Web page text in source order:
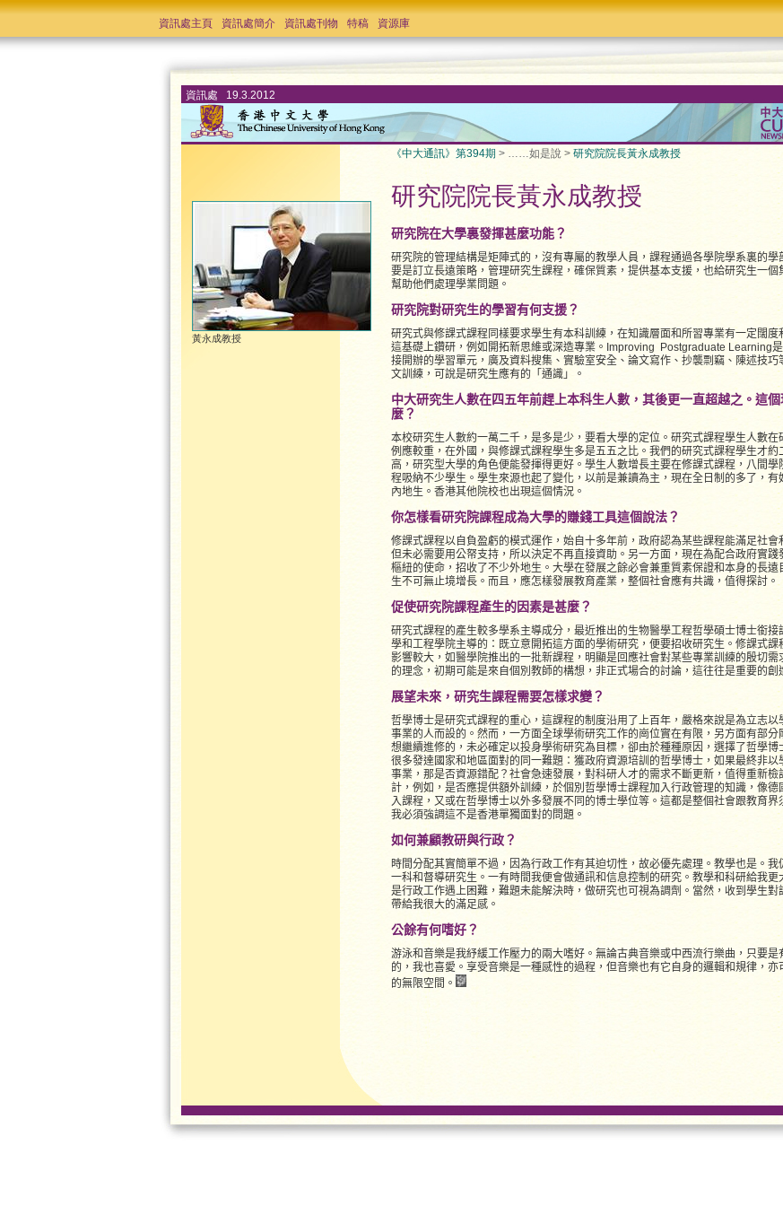
資訊處主頁 資訊處簡介 資訊處刊物 特稿 資源庫
資訊處 19.3.2012
黃永成教授
《中大通訊》第394期 > ……如是說 > 研究院院長黃永成教授
研究院院長黃永成教授
研究院在大學裏發揮甚麼功能？
研究院的管理結構是矩陣式的，沒有專屬的教學人員，課程通過各學院學系裏的學
要是訂立長遠策略，管理研究生課程，確保質素，提供基本支援，也給研究生一個
幫助他們處理學業問題。
研究院對研究生的學習有何支援？
研究式與修課式課程同樣要求學生有本科訓練，在知識層面和所習專業有一定闊度
這基礎上鑽研，例如開拓新思維或深造專業。Improving Postgraduate Learning
接開辦的學習單元，廣及資料搜集、實驗室安全、論文寫作、抄襲剽竊、陳述技巧
文訓練，可說是研究生應有的「通識」。
中大研究生人數在四五年前趕上本科生人數，其後更一直超越之。這
麼？
本校研究生人數約一萬二千，是多是少，要看大學的定位。研究式課程學生人數在
例應較重，在外國，與修課式課程學生多是五五之比。我們的研究式課程學生才約
高，研究型大學的角色便能發揮得更好。學生人數增長主要在修課式課程，八間學
程吸納不少學生。學生來源也起了變化，以前是兼讀為主，現在全日制的多了，有
內地生。香港其他院校也出現這個情況。
你怎樣看研究院課程成為大學的賺錢工具這個說法？
修課式課程以自負盈虧的模式運作，始自十多年前，政府認為某些課程能滿足社會
但未必需要用公帑支持，所以決定不再直接資助。另一方面，現在為配合政府實踐
樞紐的使命，招收了不少外地生。大學在發展之餘必會兼重質素保證和本身的長遠
生不可無止境增長。而且，應怎樣發展教育產業，整個社會應有共識，值得探討。
促使研究院課程產生的因素是甚麼？
研究式課程的產生較多學系主導成分，最近推出的生物醫學工程哲學碩士博士銜接
學和工程學院主導的：既立意開拓這方面的學術研究，便要招收研究生。修課式課
影響較大，如醫學院推出的一批新課程，明顯是回應社會對某些專業訓練的殷切需
的理念，初期可能是來自個別教師的構想，非正式場合的討論，這往往是重要的創
展望未來，研究生課程需要怎樣求變？
哲學博士是研究式課程的重心，這課程的制度沿用了上百年，嚴格來說是為立志以
事業的人而設的。然而，一方面全球學術研究工作的崗位實在有限，另方面有部分
想繼續進修的，未必確定以投身學術研究為目標，卻由於種種原因，選擇了哲學博
很多發達國家和地區面對的同一難題：獲政府資源培訓的哲學博士，如果最終非以
事業，那是否資源錯配？社會急速發展，對科研人才的需求不斷更新，值得重新檢
計，例如，是否應提供額外訓練，於個別哲學博士課程加入行政管理的知識，像德
入課程，又或在哲學博士以外多發展不同的博士學位等。這都是整個社會跟教育界
我必須強調這不是香港單獨面對的問題。
如何兼顧教研與行政？
時間分配其實簡單不過，因為行政工作有其迫切性，故必優先處理。教學也是。我
一科和督導研究生。一有時間我便會做通訊和信息控制的研究。教學和科研給我更
是行政工作遇上困難，難題未能解決時，做研究也可視為調劑。當然，收到學生對
帶給我很大的滿足感。
公餘有何嗜好？
游泳和音樂是我紓緩工作壓力的兩大嗜好。無論古典音樂或中西流行樂曲，只要是
的，我也喜愛。享受音樂是一種感性的過程，但音樂也有它自身的邏輯和規律，亦
的無限空間。